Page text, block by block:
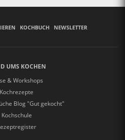
KOCHBUCH NEWSLETTER
UMS KOCHEN
& Workshops
Kochrezepte
Blog "Gut gekocht"
Kochschule